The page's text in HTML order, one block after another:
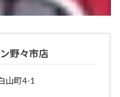
野々市店
山町4-1